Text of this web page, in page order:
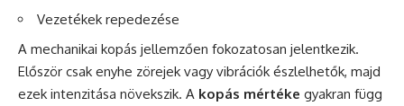
Vezetékek repedezése
A mechanikai kopás jellemzően fokozatosan jelentkezik.
Először csak enyhe zörejek vagy vibrációk észlelhetők, majd
ezek intenzitása növekszik. A kopás mértéke gyakran függ